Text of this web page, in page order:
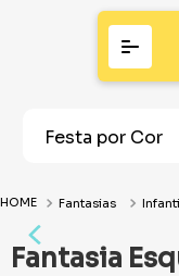
Festa por Cor
Fantasias
Fantasia